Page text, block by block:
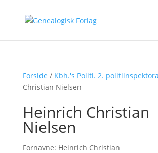
Forside / Kbh.'s Politi. 2.
Christian Nielsen
Heinrich Christian
Nielsen
Fornavne: Heinrich Christian